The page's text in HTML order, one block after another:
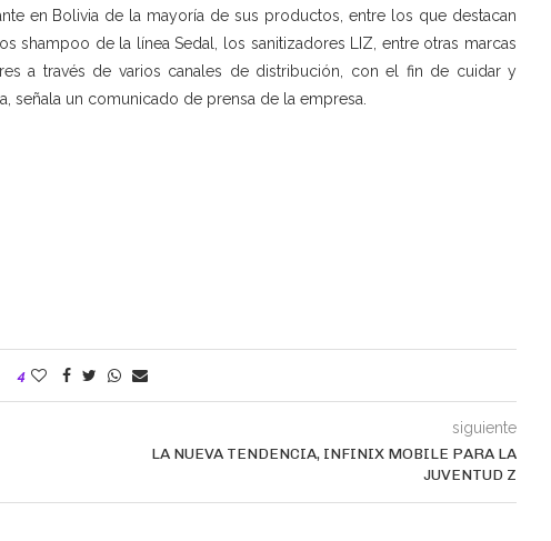
en Bolivia de la mayoría de sus productos, entre los que destacan
shampoo de la línea Sedal, los sanitizadores LIZ, entre otras marcas
a través de varios canales de distribución, con el fin de cuidar y
señala un comunicado de prensa de la empresa.
4
siguiente
LA NUEVA TENDENCIA, INFINIX MOBILE PARA LA
JUVENTUD Z